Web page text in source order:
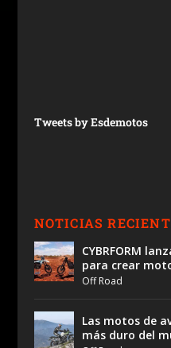
Tweets by Esdemotos
NOTICIAS
CYBRFORM
para crear
Off Road
Las motos de
más duro del